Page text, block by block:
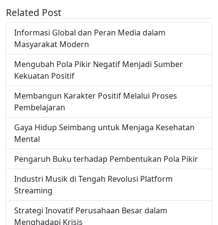
Related Post
Informasi Global dan Peran Media dalam
Masyarakat Modern
Mengubah Pola Pikir Negatif Menjadi Sumber
Kekuatan Positif
Membangun Karakter Positif Melalui Proses
Pembelajaran
Gaya Hidup Seimbang untuk Menjaga Kesehatan
Mental
Pengaruh Buku terhadap Pembentukan Pola Pikir
Industri Musik di Tengah Revolusi Platform
Streaming
Strategi Inovatif Perusahaan Besar dalam
Menghadapi Krisis